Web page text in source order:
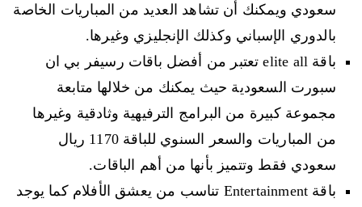
سعودي ويمكنك أن تشاهد العديد من المباريات الخاصة
بالدوري الإسباني وكذلك الإنجليزي وغيرها.
باقة elite all تعتبر من أفضل باقات رسيفر بي ان
سبورت السعودية حيث يمكنك من خلالها متابعة
مجموعة كبيرة من البرامج الترفيهية وثادقية وغيرها
من المباريات والسعر السنوي للباقة 1170 ريال
سعودي فقط وتتميز بأنها من أهم الباقات.
باقة Entertainment تناسب من يعشق الأفلام كما يوجد